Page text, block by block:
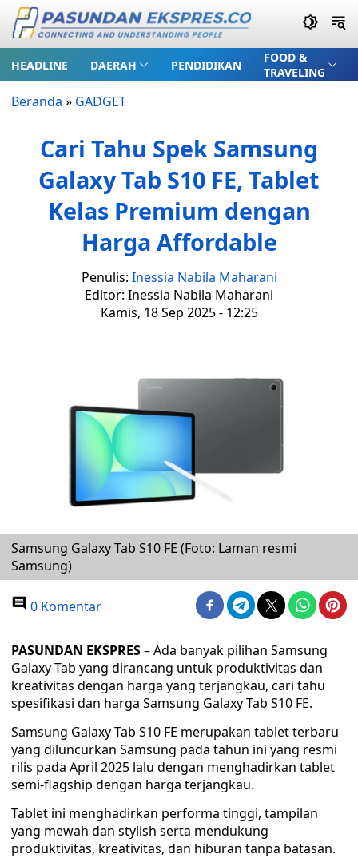
HEADLINE DAERAH PENDIDIKAN
FOOD &
TRAVELING
Beranda » GADGET
Cari Tahu Spek Samsung
Galaxy Tab S10 FE, Tablet
Kelas Premium dengan
Harga Affordable
Penulis: Inessia Nabila Maharani
Editor: Inessia Nabila Maharani
Kamis, 18 Sep 2025 - 12:25
Samsung Galaxy Tab S10 FE (Foto: Laman resmi
Samsung)
0 Komentar
PASUNDAN EKSPRES– Ada banyak pilihan Samsung
Galaxy Tab yang dirancang untuk produktivitas dan
kreativitas dengan harga yang terjangkau, cari tahu
spesifikasi dan harga Samsung Galaxy Tab S10 FE.
Samsung Galaxy Tab S10 FE merupakan tablet terbaru
yang diluncurkan Samsung pada tahun ini yang resmi
rilis pada April 2025 lalu dengan menghadirkan tablet
semi-flagship dengan harga terjangkau.
Tablet ini menghadirkan performa tinggi, tampilan
yang mewah dan stylish serta mendukung
produktivitas, kreativitas, dan hiburan tanpa batasan.